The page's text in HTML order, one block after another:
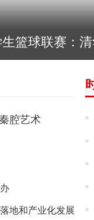
篮球联赛：
腔艺术
地和产业化发展